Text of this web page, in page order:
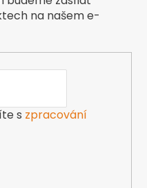
na našem e-
s zpracování